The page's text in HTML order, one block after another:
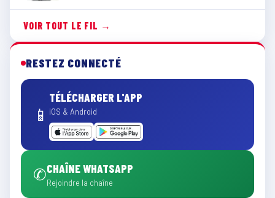
VOIR TOUT LE FIL →
RESTEZ CONNECTÉ
📱
TÉLÉCHARGER L'APP
iOS & Android
✆CHAÎNE WHATSAPP
Rejoindre la chaîne